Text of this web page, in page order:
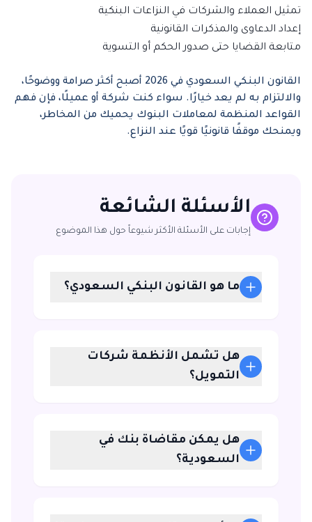
تمثيل العملاء والشركات في النزاعات البنكية
إعداد الدعاوى والمذكرات القانونية
متابعة القضايا حتى صدور الحكم أو التسوية
القانون البنكي السعودي في 2026 أصبح أكثر صرامة ووضوحًا،
والالتزام به لم يعد خيارًا. سواء كنت شركة أو عميلًا، فإن فهم
القواعد المنظمة لمعاملات البنوك يحميك من المخاطر،
ويمنحك موقفًا قانونيًا قويًا عند النزاع.
الأسئلة الشائعة
إجابات على الأسئلة الأكثر شيوعاً حول هذا الموضوع
ما هو القانون البنكي السعودي؟
هل تشمل الأنظمة شركات
التمويل؟
هل يمكن مقاضاة بنك في
السعودية؟